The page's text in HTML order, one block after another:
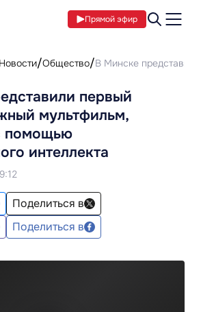
Прямой эфир
Новости Общество В Минске
первый
мультфильм,
помощью
интеллекта
Поделиться в
Поделиться в